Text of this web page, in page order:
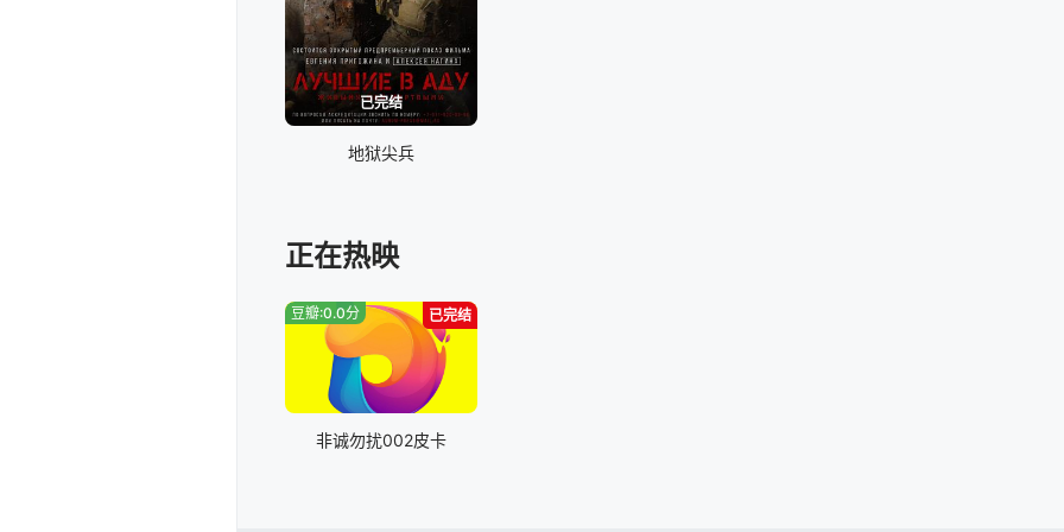
已完结
地狱尖兵
正在热映
已完结
豆瓣:0.0分
非诚勿扰002皮卡